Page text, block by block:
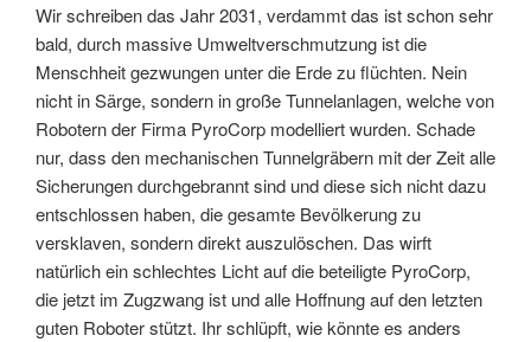
Wir schreiben das Jahr 2031, verdammt das ist schon sehr
bald, durch massive Umweltverschmutzung ist die
Menschheit gezwungen unter die Erde zu flüchten. Nein
nicht in Särge, sondern in große Tunnelanlagen, welche von
Robotern der Firma PyroCorp modelliert wurden. Schade
nur, dass den mechanischen Tunnelgräbern mit der Zeit alle
Sicherungen durchgebrannt sind und diese sich nicht dazu
entschlossen haben, die gesamte Bevölkerung zu
versklaven, sondern direkt auszulöschen. Das wirft
natürlich ein schlechtes Licht auf die beteiligte PyroCorp,
die jetzt im Zugzwang ist und alle Hoffnung auf den letzten
guten Roboter stützt. Ihr schlüpft, wie könnte es anders